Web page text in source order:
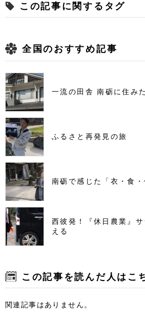
この記事に関するタグ
全国のおすすめ記事
一流の田舎 南砺に住み
ふるさと再発見の旅
南砺で感じた「衣・食・
西彼発！『休日農業』
える
この記事を読んだ人はこ
関連記事はありません。